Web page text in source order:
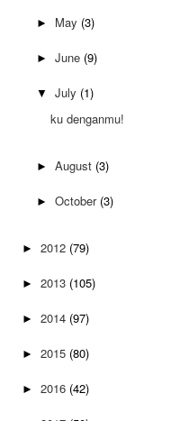
► May (3)
► June (9)
▼ July (1)
ku denganmu!
► August (3)
► October (3)
► 2012 (79)
► 2013 (105)
► 2014 (97)
► 2015 (80)
► 2016 (42)